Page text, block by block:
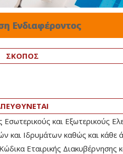
Ενδιαφέροντος
ΣΚΟΠΟΣ
και Εξωτερικούς
και Ιδρυμάτων καθώς και κάθε
Εταιρικής Διακυβέρνησης